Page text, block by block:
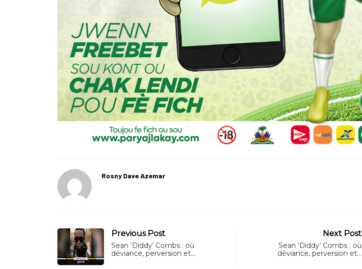
Rosny Dave Azemar
Previous Post
Sean ‘Diddy’ Combs : où
déviance, perversion et…
Next Post
Sean ‘Diddy’ Combs : où
déviance, perversion et…